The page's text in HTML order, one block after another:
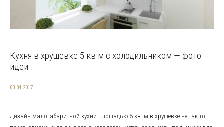
Кухня в хрущевке 5 кв м с холодильником — фото
идеи
03.04.2017
Дизайн малогабаритной кухни площадью 5 кв. м в хрущёвке не так-то